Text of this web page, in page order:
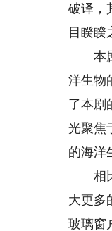
破译，
目睽睽
本剧
洋生物
了本剧
光聚焦
的海洋
相比
大更多
玻璃窗